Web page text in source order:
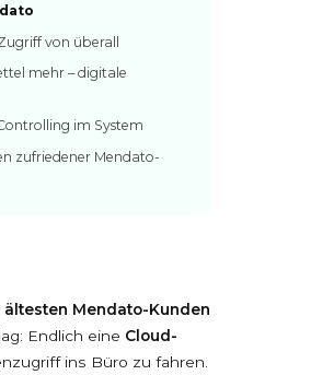
von überall
mehr – digitale
im System
zufriedener Mendato-
ältesten Mendato-Kunden
Endlich eine Cloud-
ins Büro zu fahren.